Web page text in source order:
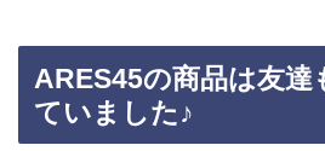
ARES45の商品は友達
ていました♪